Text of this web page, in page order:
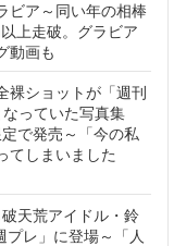
ビア～同い年の相棒
上走破。グラビア
動画も
裸ショットが「週刊
っていた写真集
で発売～「今の私
てしまいました
天荒アイドル・鈴
レ」に登場～「人